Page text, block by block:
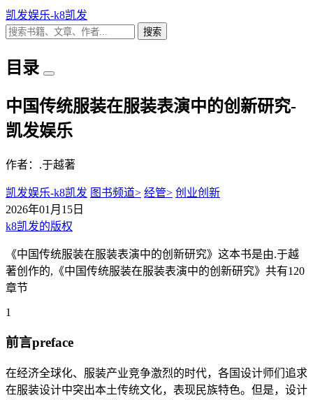
凯发娱乐-k8凯发
搜索
目录
中国传统服装在服装表演中的创新研究-
凯发娱乐
作者：.于越著
凯发娱乐-k8凯发 图书频道> 经管> 创业创新
2026年01月15日
k8凯发的版权
《中国传统服装在服装表演中的创新研究》这本书是由.于越
著创作的,《中国传统服装在服装表演中的创新研究》共有120
章节
1
前言preface
在经济全球化、服装产业竞争激烈的时代，各国设计师们追求
在服装设计中突出本土传统文化，表现民族特色。但是，设计